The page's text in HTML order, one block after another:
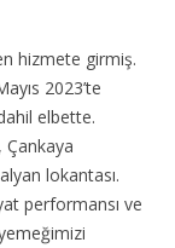
hizmete girmiş.
2023’te
elbette.
lokantası.
performansı ve